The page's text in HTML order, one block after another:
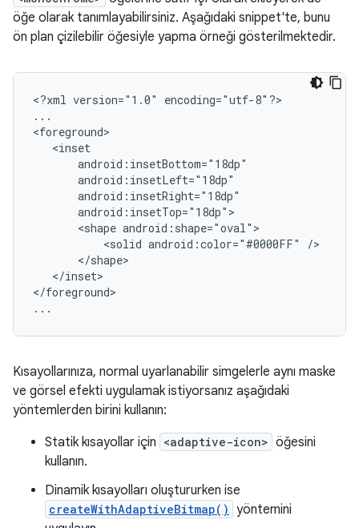
öğe olarak tanımlayabilirsiniz. Aşağıdaki snippet'te, bunu
ön plan çizilebilir öğesiyle yapma örneği gösterilmektedir.
<?xml version="1.0"
encoding="utf-8"?>
...
<shape
<solid android:color="#0000FF"
</inset>
</foreground>
...
Kısayollarınıza, normal uyarlanabilir simgelerle aynı maske
ve görsel efekti uygulamak istiyorsanız aşağıdaki
yöntemlerden birini kullanın:
Statik kısayollar için <adaptive-icon> öğesini
kullanın.
Dinamik kısayolları oluştururken ise
createWithAdaptiveBitmap() yöntemini